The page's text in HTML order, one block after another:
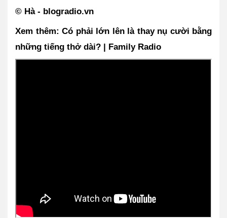
© Hà - blogradio.vn
Xem thêm: Có phải lớn lên là thay nụ cười bằng
những tiếng thở dài? | Family Radio